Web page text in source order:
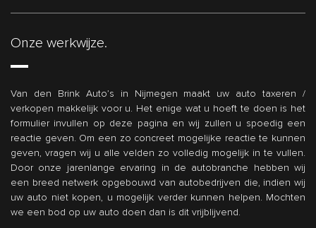
Onze werkwijze.
Van den Brink Auto’s in Nijmegen maakt uw auto taxeren /
verkopen makkelijk voor u. Het enige wat u hoeft te doen is het
formulier invullen op deze pagina en wij zullen u spoedig een
reactie geven. Om een zo concreet mogelijke reactie te kunnen
geven, vragen wij u alle velden zo volledig mogelijk in te vullen.
Door onze jarenlange ervaring in de autobranche hebben wij
een breed netwerk opgebouwd van autobedrijven die, indien wij
uw auto niet kopen, u mogelijk verder kunnen helpen. Mochten
we een bod op uw auto doen dan is dit vrijblijvend.